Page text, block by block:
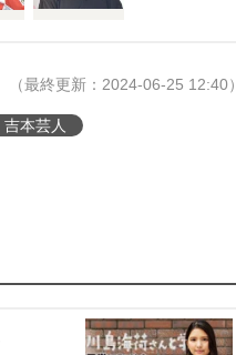
（最終更新：2024-06-25 12:40）
吉本芸人